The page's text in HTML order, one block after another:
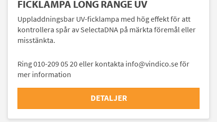
FICKLAMPA LONG RANGE UV
Uppladdningsbar UV-ficklampa med hög effekt för att
kontrollera spår av SelectaDNA på märkta föremål eller
misstänkta.
Ring 010-209 05 20 eller kontakta info@vindico.se för
mer information
DETALJER